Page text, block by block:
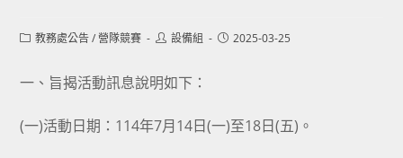
Post教務處公告 / 營隊競賽
Post設備組
Post2025-03-25
一、旨揭活動訊息說明如下：
(一)活動日期：114年7月14日(一)至18日(五)。